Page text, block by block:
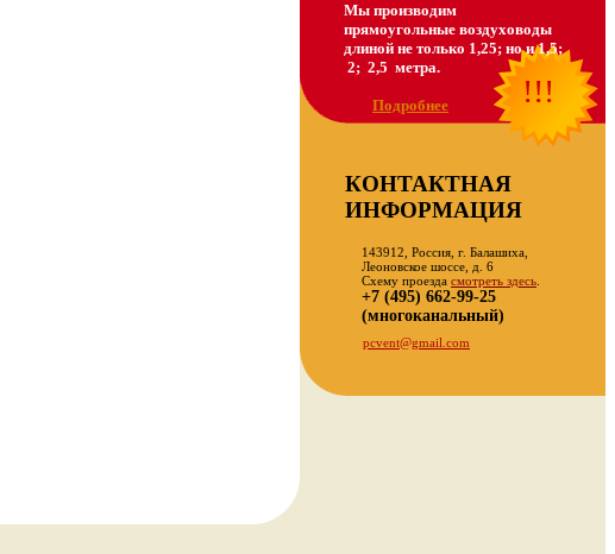
Мы производим
прямоугольные воздуховоды
длиной не только 1,25; но и 1,5;
2; 2,5 метра.
Подробнее !!!
КОНТАКТНАЯ
ИНФОРМАЦИЯ
143912, Россия, г. Балашиха,
Леоновское шоссе, д. 6
Схему проезда смотреть здесь.
+7 (495) 662-99-25
(многоканальный)
pcvent@gmail.com